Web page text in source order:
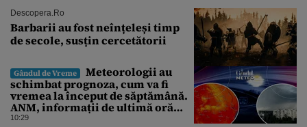
Descopera.ro
Barbarii au fost neînțeleși timp
de secole, susțin cercetătorii
Gândul de Vreme
Meteorologii au
schimbat prognoza, cum va fi
vremea la început de săptămână.
ANM, informații de ultimă oră
pentru Gândul
10:29